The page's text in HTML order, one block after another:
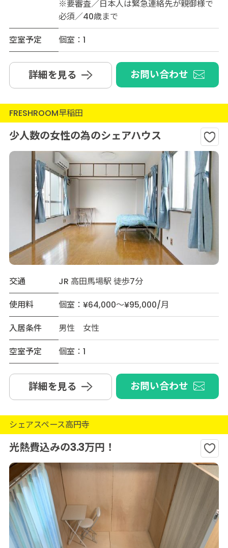
※要審査／日本人は緊急連絡先が親御様で
必須／40歳まで
空室予定
個室：1
詳細を見る お問い合わせ
FRESHROOM早稲田
少人数の女性の為のシェアハウス
交通
JR 高田馬場駅 徒歩7分
使用料
個室：¥64,000～¥95,000/月
入居条件
男性 女性
空室予定
個室：1
詳細を見る お問い合わせ
シェアスペース高円寺
光熱費込みの3.3万円！